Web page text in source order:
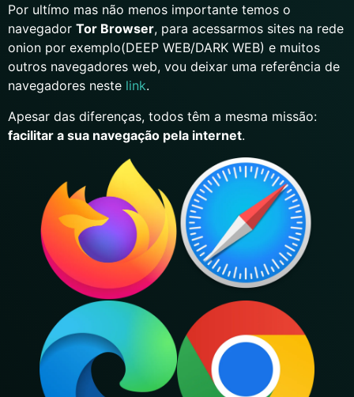
Por ultímo mas não menos importante temos o
navegador Tor Browser, para acessarmos sites na rede
onion por exemplo(DEEP WEB/DARK WEB) e muitos
outros navegadores web, vou deixar uma referência de
navegadores neste link.
Apesar das diferenças, todos têm a mesma missão:
facilitar a sua navegação pela internet.